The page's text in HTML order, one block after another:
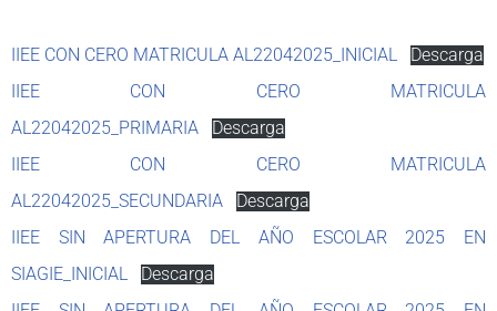
IIEE CON CERO MATRICULA AL22042025_INICIAL
Descarga
IIEE CON CERO MATRICULA
AL22042025_PRIMARIA
Descarga
IIEE CON CERO MATRICULA
AL22042025_SECUNDARIA
Descarga
IIEE SIN APERTURA DEL AÑO ESCOLAR 2025 EN
SIAGIE_INICIAL
Descarga